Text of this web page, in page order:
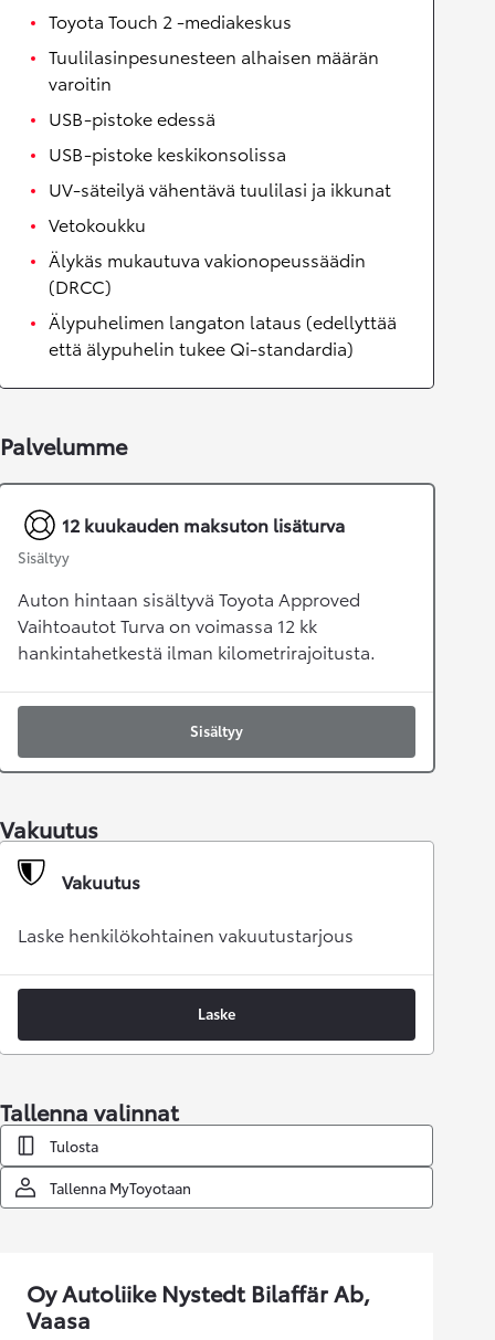
Toyota Touch 2 -mediakeskus
Tuulilasinpesunesteen alhaisen määrän
varoitin
USB-pistoke edessä
USB-pistoke keskikonsolissa
UV-säteilyä vähentävä tuulilasi ja ikkunat
Vetokoukku
Älykäs mukautuva vakionopeussäädin
(DRCC)
Älypuhelimen langaton lataus (edellyttää
että älypuhelin tukee Qi-standardia)
Palvelumme
12 kuukauden maksuton lisäturva
Sisältyy
Auton hintaan sisältyvä Toyota Approved
Vaihtoautot Turva on voimassa 12 kk
hankintahetkestä ilman kilometrirajoitusta.
Sisältyy
Vakuutus
Vakuutus
Laske henkilökohtainen vakuutustarjous
Laske
Tallenna valinnat
Tulosta
Tallenna MyToyotaan
Oy Autoliike Nystedt Bilaffär Ab,
Vaasa